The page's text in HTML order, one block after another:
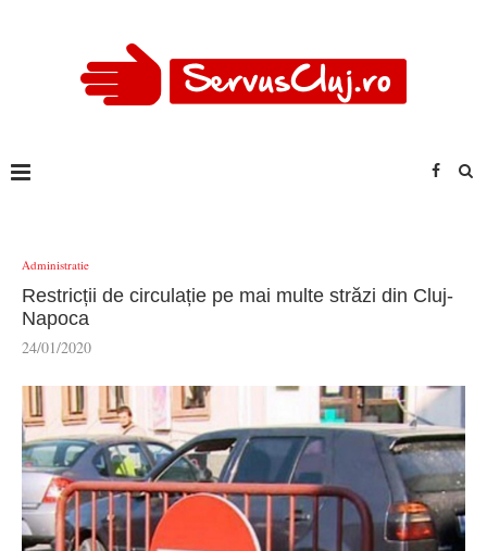
Administratie
Restricții de circulație pe mai multe străzi din Cluj-
Napoca
24/01/2020